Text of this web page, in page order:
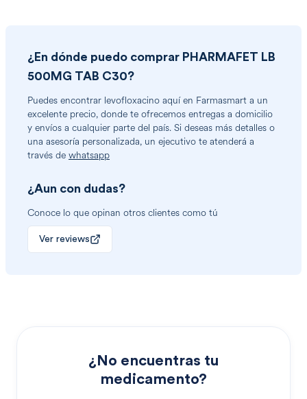
¿En dónde puedo comprar PHARMAFET LB
500MG TAB C30?
Puedes encontrar levofloxacino aquí en Farmasmart a un
excelente precio, donde te ofrecemos entregas a domicilio
y envíos a cualquier parte del país. Si deseas más detalles o
una asesoría personalizada, un ejecutivo te atenderá a
través de whatsapp
¿Aun con dudas?
Conoce lo que opinan otros clientes como tú
Ver reviews
¿No encuentras tu
medicamento?